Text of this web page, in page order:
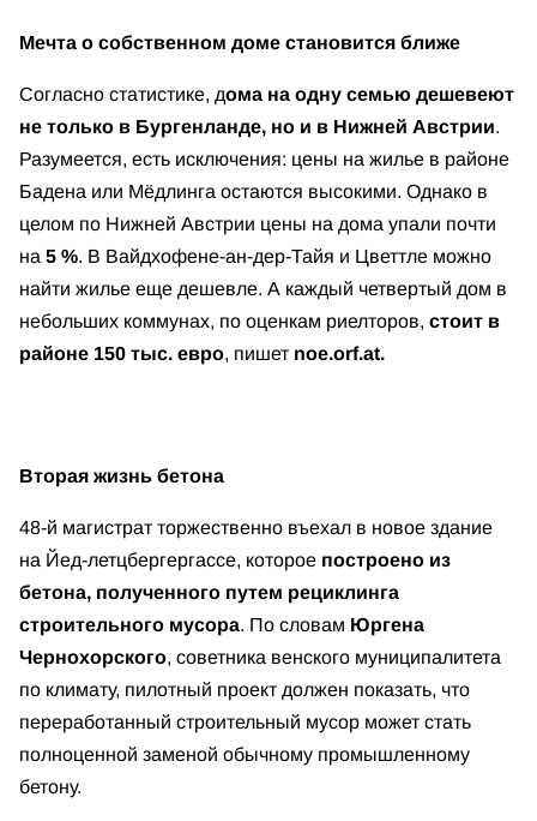
Мечта о собственном доме становится ближе
Согласно статистике, дома на одну семью дешевеют
не только в Бургенланде, но и в Нижней Австрии.
Разумеется, есть исключения: цены на жилье в районе
Бадена или Мёдлинга остаются высокими. Однако в
целом по Нижней Австрии цены на дома упали почти
на 5 %. В Вайдхофене-ан-дер-Тайя и Цветтле можно
найти жилье еще дешевле. А каждый четвертый дом в
небольших коммунах, по оценкам риелторов, стоит в
районе 150 тыс. евро, пишет noe.orf.at.
Вторая жизнь бетона
48-й магистрат торжественно въехал в новое здание
на Йед-летцбергергассе, которое построено из
бетона, полученного путем рециклинга
строительного мусора. По словам Юргена
Чернохорского, советника венского муниципалитета
по климату, пилотный проект должен показать, что
переработанный строительный мусор может стать
полноценной заменой обычному промышленному
бетону.